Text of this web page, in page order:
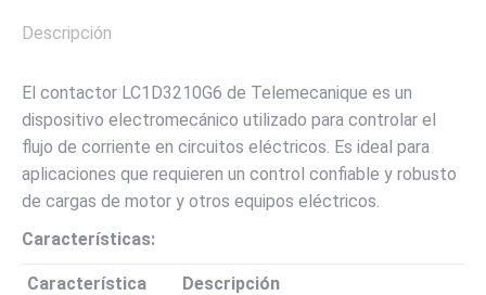
Descripción
El contactor LC1D3210G6 de Telemecanique es un
dispositivo electromecánico utilizado para controlar el
flujo de corriente en circuitos eléctricos. Es ideal para
aplicaciones que requieren un control confiable y robusto
de cargas de motor y otros equipos eléctricos.
Características:
Característica
Descripción